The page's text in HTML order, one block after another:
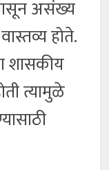
असंख्य
होते.
शासकीय
त्यामुळे